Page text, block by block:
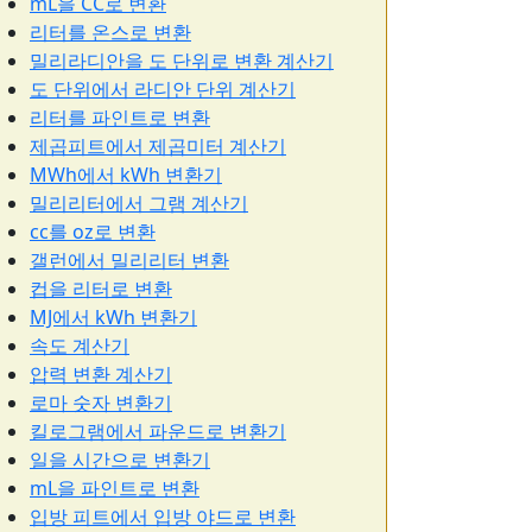
리터를 온스로 변환
밀리라디안을 도 단위로 변환 계산기
도 단위에서 라디안 단위 계산기
리터를 파인트로 변환
제곱피트에서 제곱미터 계산기
MWh에서 kWh 변환기
밀리리터에서 그램 계산기
cc를 oz로 변환
갤런에서 밀리리터 변환
컵을 리터로 변환
MJ에서 kWh 변환기
속도 계산기
압력 변환 계산기
로마 숫자 변환기
킬로그램에서 파운드로 변환기
일을 시간으로 변환기
mL을 파인트로 변환
입방 피트에서 입방 야드로 변환